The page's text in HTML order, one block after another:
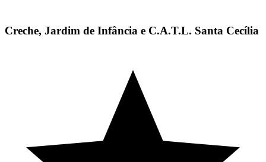
Creche, Jardim de Infância e C.A.T.L. Santa Cecília